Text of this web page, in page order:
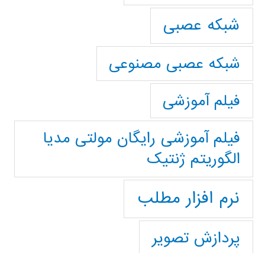
شبکه عصبی
شبکه عصبی مصنوعی
فیلم آموزشی
فیلم آموزشی رایگان مولتی مدیا
الگوریتم ژنتیک
نرم افزار مطلب
پردازش تصویر